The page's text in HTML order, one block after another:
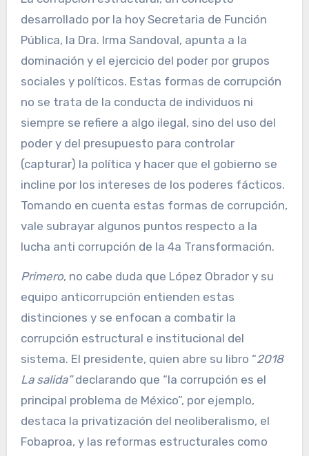
desarrollado por la hoy Secretaria de Función
Pública, la Dra. Irma Sandoval, apunta a la
dominación y el ejercicio del poder por grupos
sociales y políticos. Estas formas de corrupción
no se trata de la conducta de individuos ni
siempre se refiere a algo ilegal, sino del uso del
poder y del presupuesto para controlar
(capturar) la política y hacer que el gobierno se
incline por los intereses de los poderes fácticos.
Tomando en cuenta estas formas de corrupción,
vale subrayar algunos puntos respecto a la
lucha anti corrupción de la 4a Transformación.
Primero, no cabe duda que López Obrador y su
equipo anticorrupción entienden estas
distinciones y se enfocan a combatir la
corrupción estructural e institucional del
sistema. El presidente, quien abre su libro “2018
La salida”declarando que “la corrupción es el
principal problema de México”, por ejemplo,
destaca la privatización del neoliberalismo, el
Fobaproa, y las reformas estructurales como